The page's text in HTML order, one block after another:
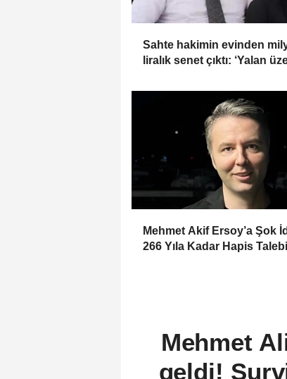
Sahte hakimin evinden
liralık senet çıktı: ‘Yalan
Mehmet Akif Ersoy’a Şok
266 Yıla Kadar Hapis Talebi
Mehmet
geldi!